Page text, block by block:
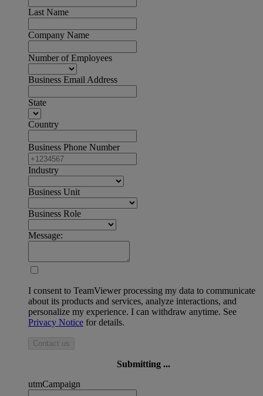
Last Name
Company Name
Number of Employees
Business Email Address
State
Country
Business Phone Number
Industry
Business Unit
Business Role
Message:
I consent to TeamViewer processing my data to communicate
about its products and services, analyze interactions, and
personalize my experience. I can withdraw anytime. See
Privacy Notice for details.
Contact us
Submitting ...
utmCampaign